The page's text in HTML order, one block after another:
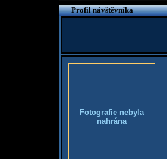
Profil návštěvníka
Fotografie nebyla
nahrána